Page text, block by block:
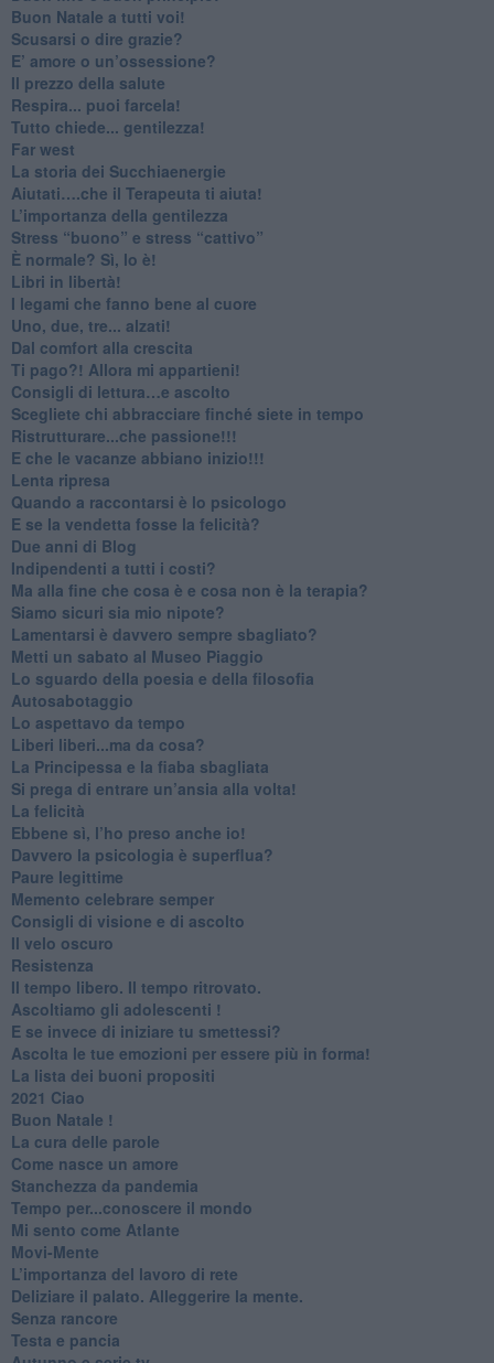
​Buon Natale a tutti voi!
​Scusarsi o dire grazie?
​E’ amore o un’ossessione?
​Il prezzo della salute
​Respira... puoi farcela!
​Tutto chiede... gentilezza!
​Far west
​La storia dei Succhiaenergie
​Aiutati….che il Terapeuta ti aiuta!
​L’importanza della gentilezza
​Stress “buono” e stress “cattivo”
​È normale? Sì, lo è!
​Libri in libertà!
​I legami che fanno bene al cuore
Uno, due, tre... alzati!​
​Dal comfort alla crescita
​Ti pago?! Allora mi appartieni!​
​Consigli di lettura…e ascolto
​Scegliete chi abbracciare finché siete in tempo
​Ristrutturare...che passione!!!
​E che le vacanze abbiano inizio!!!
​Lenta ripresa
​Quando a raccontarsi è lo psicologo
​E se la vendetta fosse la felicità?
​Due anni di Blog
​Indipendenti a tutti i costi?
​Ma alla fine che cosa è e cosa non è la terapia?
​Siamo sicuri sia mio nipote?
​Lamentarsi è davvero sempre sbagliato?
​Metti un sabato al Museo Piaggio
​Lo sguardo della poesia e della filosofia
Autosabotaggio
​Lo aspettavo da tempo
​Liberi liberi...ma da cosa?
​La Principessa e la fiaba sbagliata
Si prega di entrare un’ansia alla volta!
​La felicità
​Ebbene sì, l’ho preso anche io!
​Davvero la psicologia è superflua?
Paure legittime
​Memento celebrare semper
​Consigli di visione e di ascolto
​Il velo oscuro
Resistenza
​Il tempo libero. Il tempo ritrovato.
Ascoltiamo gli adolescenti !
​E se invece di iniziare tu smettessi?
​Ascolta le tue emozioni per essere più in forma!
​La lista dei buoni propositi
2021 Ciao
Buon Natale !
​La cura delle parole
​Come nasce un amore
Stanchezza da pandemia
​Tempo per...conoscere il mondo
​Mi sento come Atlante
​Movi-Mente
​L’importanza del lavoro di rete
​Deliziare il palato. Alleggerire la mente.
​Senza rancore
​Testa e pancia